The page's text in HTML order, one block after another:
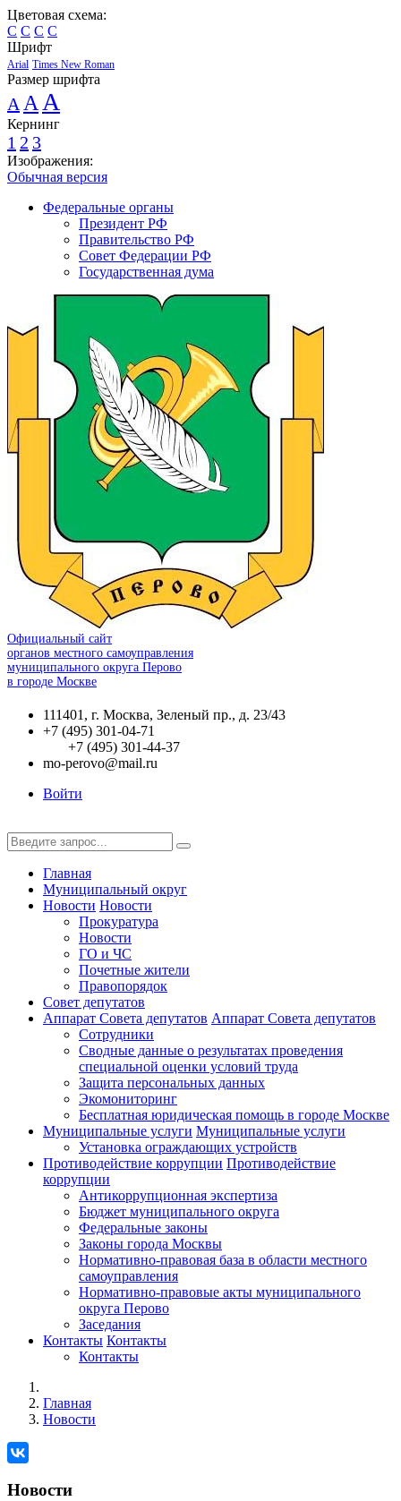
Цветовая схема:
C C C C
Шрифт
Arial Times New Roman
Размер шрифта
A A A
Кернинг
1 2 3
Изображения:
Обычная версия
Федеральные органы
Президент РФ
Правительство РФ
Совет Федерации РФ
Государственная дума
Официальный сайт
органов местного самоуправления
муниципального округа Перово
в городе Москве
111401, г. Москва, Зеленый пр., д. 23/43
+7 (495) 301-04-71
+7 (495) 301-44-37
mo-perovo@mail.ru
Войти
Главная
Муниципальный округ
Новости Новости
Прокуратура
Новости
ГО и ЧС
Почетные жители
Правопорядок
Совет депутатов
Аппарат Совета депутатов Аппарат Совета депутатов
Сотрудники
Сводные данные о результатах проведения
специальной оценки условий труда
Защита персональных данных
Экомониторинг
Бесплатная юридическая помощь в городе Москве
Муниципальные услуги Муниципальные услуги
Установка ограждающих устройств
Противодействие коррупции Противодействие
коррупции
Антикоррупционная экспертиза
Бюджет муниципального округа
Федеральные законы
Законы города Москвы
Нормативно-правовая база в области местного
самоуправления
Нормативно-правовые акты муниципального
округа Перово
Заседания
Контакты Контакты
Контакты
Главная
Новости
Новости